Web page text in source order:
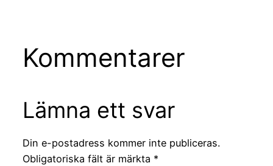
Kommentarer
Lämna ett svar
Din e-postadress kommer inte publiceras.
Obligatoriska fält är märkta *